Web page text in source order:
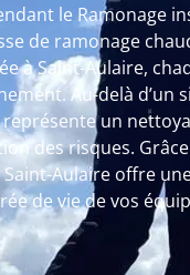
le Ramonage
de ramonage
à Saint-Aulaire,
Au-delà d’un
un
des risques.
Aulaire offre
de vie de vos